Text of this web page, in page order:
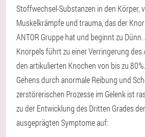
Stoffwechsel-Substanzen in den Körper,
Muskelkrämpfe und trauma, das der
ANTOR Gruppe hat und beginnt zu
Knorpels führt zu einer Verringerung des
den artikulierten Knochen von bis zu
Gehens durch anormale Reibung und
zerstörerischen Prozesse im Gelenk ist
zu der Entwicklung des Dritten Grades
ausgeprägten Symptome auf: